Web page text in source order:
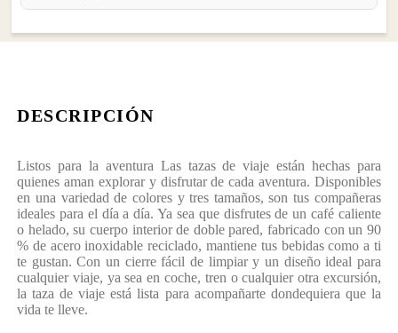
DESCRIPCIÓN
Listos para la aventura Las tazas de viaje están hechas para
quienes aman explorar y disfrutar de cada aventura. Disponibles
en una variedad de colores y tres tamaños, son tus compañeras
ideales para el día a día. Ya sea que disfrutes de un café caliente
o helado, su cuerpo interior de doble pared, fabricado con un 90
% de acero inoxidable reciclado, mantiene tus bebidas como a ti
te gustan. Con un cierre fácil de limpiar y un diseño ideal para
cualquier viaje, ya sea en coche, tren o cualquier otra excursión,
la taza de viaje está lista para acompañarte dondequiera que la
vida te lleve.